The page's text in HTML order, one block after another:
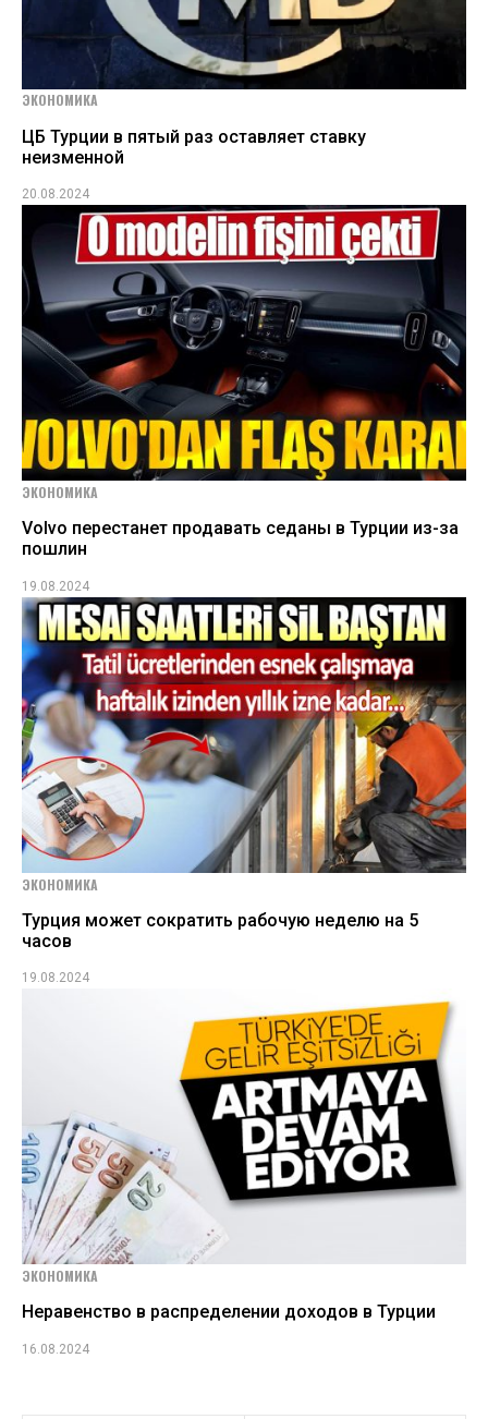
ЭКОНОМИКА
ЦБ Турции в пятый раз оставляет ставку
неизменной
20.08.2024
ЭКОНОМИКА
Volvo перестанет продавать седаны в Турции из-за
пошлин
19.08.2024
ЭКОНОМИКА
Турция может сократить рабочую неделю на 5
часов
19.08.2024
ЭКОНОМИКА
Неравенство в распределении доходов в Турции
16.08.2024